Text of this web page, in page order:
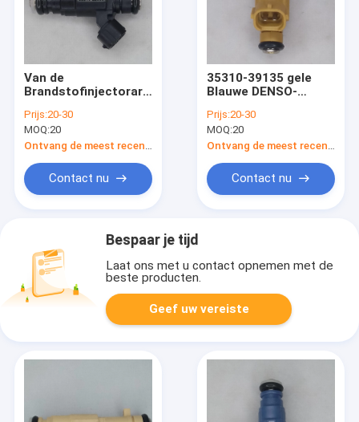
Van de
Brandstofinjectorartikelnummers
Hyundai van Hyundai
Denso Accent 1,5 1,6
Prijs:20-30
MOQ:20
Contact nu
35310-39135 gele
Blauwe DENSO-
Hyundai Terracan KIA
Sorento 3.5L
Prijs:20-30
MOQ:20
Contact nu
Bespaar je tijd
Laat ons met u contact opnemen met de
beste producten.
Geef uw vereiste